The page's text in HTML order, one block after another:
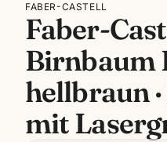
FABER-CASTELL
Faber-
Birnbaum
hellbraun ·
mit